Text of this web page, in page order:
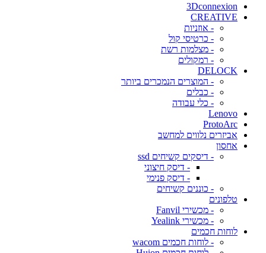
3Dconnexion
CREATIVE
- אוזניות
- כרטיסי קול
- מצלמות רשת
- רמקולים
DELOCK
- המוצרים הנמכרים ביותר
- כבלים
- כלי עבודה
Lenovo
ProtoArc
אביזרים נלווים למחשב
אחסון
- דיסקים קשיחים ssd
- דיסק חיצוני
- דיסק פנימי
- כוננים קשיחים
טלפונים
- מכשירי Fanvil
- מכשירי Yealink
לוחות חכמים
- לוחות חכמים wacom